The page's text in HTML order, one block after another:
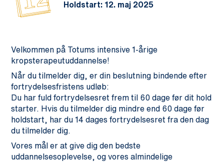
Holdstart: 12. maj 2025
Velkommen på Totums intensive 1-årige
kropsterapeutuddannelse!
Når du tilmelder dig, er din beslutning bindende efter
fortrydelsesfristens udløb:
Du har fuld fortrydelsesret frem til 60 dage før dit hold
starter. Hvis du tilmelder dig mindre end 60 dage før
holdstart, har du 14 dages fortrydelsesret fra den dag
du tilmelder dig.
Vores mål er at give dig den bedste
uddannelsesoplevelse, og vores almindelige